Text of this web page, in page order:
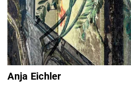
Anja Eichler